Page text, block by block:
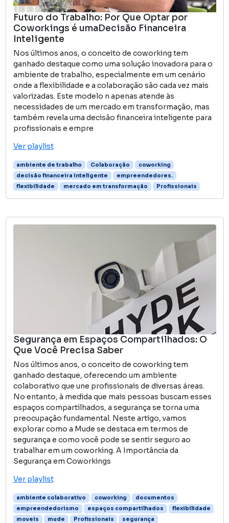
Futuro do Trabalho: Por Que Optar por
Coworkings é umaDecisão Financeira
Inteligente
Nos últimos anos, o conceito de coworking tem
ganhado destaque como uma solução inovadora para o
ambiente de trabalho, especialmente em um cenário
onde a flexibilidade e a colaboração são cada vez mais
valorizadas. Este modelo n apenas atende às
necessidades de um mercado em transformação, mas
também revela uma decisão financeira inteligente para
profissionais e empre
Ver playlist
ambiente de trabalho Colaboração
coworking
decisão financeira inteligente
empreendedores.
flexibilidade
mercado em transformação Profissionais
Segurança em Espaços Compartilhados: O
Que Você Precisa Saber
Nos últimos anos, o conceito de coworking tem
ganhado destaque, oferecendo um ambiente
colaborativo que une profissionais de diversas áreas.
No entanto, à medida que mais pessoas buscam esses
espaços compartilhados, a segurança se torna uma
preocupação fundamental. Neste artigo, vamos
explorar como a Mude se destaca em termos de
segurança e como você pode se sentir seguro ao
trabalhar em um coworking. A Importância da
Segurança em Coworkings
Ver playlist
ambiente colaborativo coworking
documentos
empreendedorismo
espaços compartilhados
flexibilidade
moveis
mude Profissionais
segurança